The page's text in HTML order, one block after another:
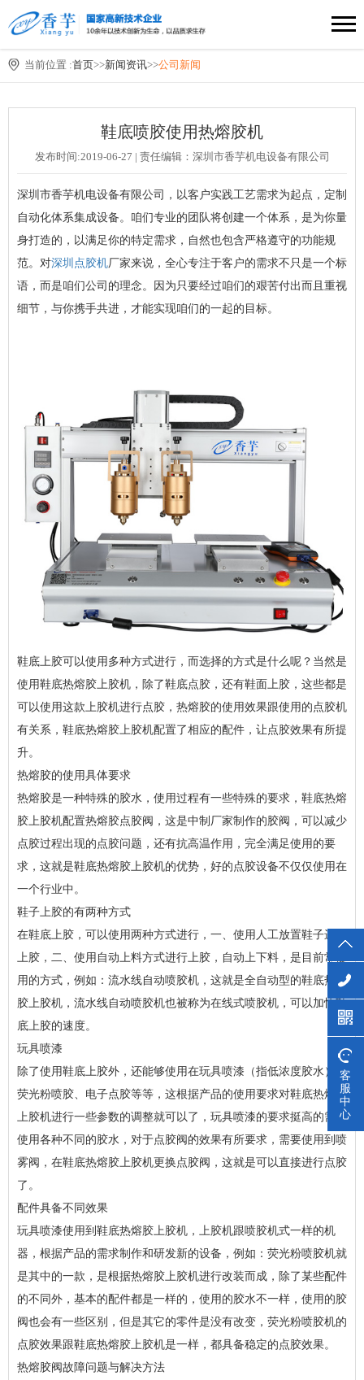
当前位置 :首页>>新闻资讯>>公司新闻
鞋底喷胶使用热熔胶机
发布时间:2019-06-27 | 责任编辑：深圳市香芋机电设备有限公司
深圳市香芋机电设备有限公司，以客户实践工艺需求为起点，定制
自动化体系集成设备。咱们专业的团队将创建一个体系，是为你量
身打造的，以满足你的特定需求，自然也包含严格遵守的功能规
范。对深圳点胶机厂家来说，全心专注于客户的需求不只是一个标
语，而是咱们公司的理念。因为只要经过咱们的艰苦付出而且重视
细节，与你携手共进，才能实现咱们的一起的目标。
鞋底上胶可以使用多种方式进行，而选择的方式是什么呢？当然是
使用鞋底热熔胶上胶机，除了鞋底点胶，还有鞋面上胶，这些都是
可以使用这款上胶机进行点胶，热熔胶的使用效果跟使用的点胶机
有关系，鞋底热熔胶上胶机配置了相应的配件，让点胶效果有所提
升。
热熔胶的使用具体要求
热熔胶是一种特殊的胶水，使用过程有一些特殊的要求，鞋底热熔
胶上胶机配置热熔胶点胶阀，这是中制厂家制作的胶阀，可以减少
点胶过程出现的点胶问题，还有抗高温作用，完全满足使用的要
求，这就是鞋底热熔胶上胶机的优势，好的点胶设备不仅仅使用在
一个行业中。
鞋子上胶的有两种方式
在鞋底上胶，可以使用两种方式进行，一、使用人工放置鞋子进行
上胶，二、使用自动上料方式进行上胶，自动上下料，是目前常使
用的方式，例如：流水线自动喷胶机，这就是全自动型的鞋底热熔
胶上胶机，流水线自动喷胶机也被称为在线式喷胶机，可以加快鞋
底上胶的速度。
玩具喷漆
除了使用鞋底上胶外，还能够使用在玩具喷漆（指低浓度胶水）、
荧光粉喷胶、电子点胶等等，这根据产品的使用要求对鞋底热熔胶
上胶机进行一些参数的调整就可以了，玩具喷漆的要求挺高的需要
使用各种不同的胶水，对于点胶阀的效果有所要求，需要使用到喷
雾阀，在鞋底热熔胶上胶机更换点胶阀，这就是可以直接进行点胶
了。
配件具备不同效果
玩具喷漆使用到鞋底热熔胶上胶机，上胶机跟喷胶机式一样的机
器，根据产品的需求制作和研发新的设备，例如：荧光粉喷胶机就
是其中的一款，是根据热熔胶上胶机进行改装而成，除了某些配件
的不同外，基本的配件都是一样的，使用的胶水不一样，使用的胶
阀也会有一些区别，但是其它的零件是没有改变，荧光粉喷胶机的
点胶效果跟鞋底热熔胶上胶机是一样，都具备稳定的点胶效果。
热熔胶阀故障问题与解决方法
客
服
中
心